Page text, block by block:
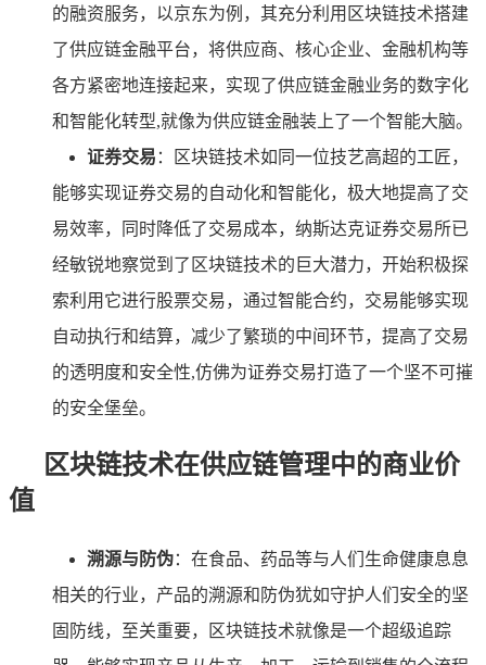
的融资服务，以京东为例，其充分利用区块链技术搭建
了供应链金融平台，将供应商、核心企业、金融机构等
各方紧密地连接起来，实现了供应链金融业务的数字化
和智能化转型,就像为供应链金融装上了一个智能大脑。
证券交易 ：区块链技术如同一位技艺高超的工匠，
能够实现证券交易的自动化和智能化，极大地提高了交
易效率，同时降低了交易成本，纳斯达克证券交易所已
经敏锐地察觉到了区块链技术的巨大潜力，开始积极探
索利用它进行股票交易，通过智能合约，交易能够实现
自动执行和结算，减少了繁琐的中间环节，提高了交易
的透明度和安全性,仿佛为证券交易打造了一个坚不可摧
的安全堡垒。
区块链技术在供应链管理中的商业价
值
溯源与防伪：在食品、药品等与人们生命健康息息
相关的行业，产品的溯源和防伪犹如守护人们安全的坚
固防线，至关重要，区块链技术就像是一个超级追踪